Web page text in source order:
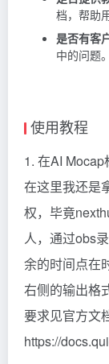
档，帮助
是否有客
中的问题。
使用教程
1. 在AI Mocap
在这里我还是
权，毕竟
人，通过obs
余的时间点在
右侧的输出格
要求见官方文
https://